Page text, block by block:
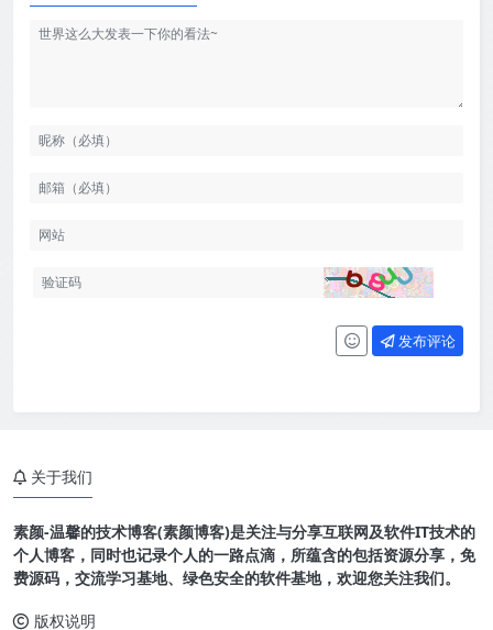
发布评论
关于我们
素颜-温馨的技术博客(素颜博客)是关注与分享互联网及软件IT技术的
个人博客，同时也记录个人的一路点滴，所蕴含的包括资源分享，免
费源码，交流学习基地、绿色安全的软件基地，欢迎您关注我们。
版权说明